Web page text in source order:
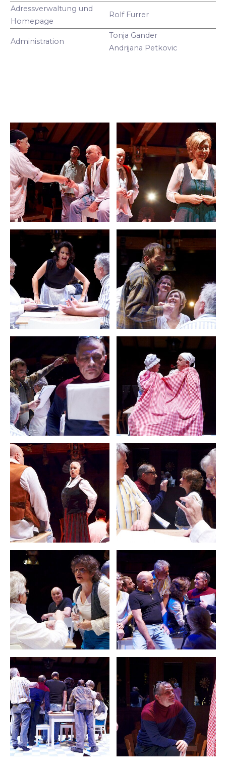
Adressverwaltung und
Homepage
Rolf Furrer
Administration
Tonja Gander
Andrijana Petkovic